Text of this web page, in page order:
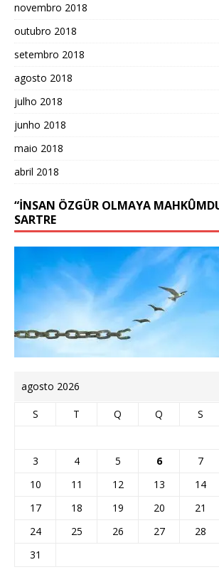
novembro 2018
outubro 2018
setembro 2018
agosto 2018
julho 2018
junho 2018
maio 2018
abril 2018
“İNSAN ÖZGÜR OLMAYA
SARTRE
agosto 2026
S T Q Q S
3
4 5 6 7
10
11 12 13 14
17
18 19 20 21
24
25 26 27 28
31